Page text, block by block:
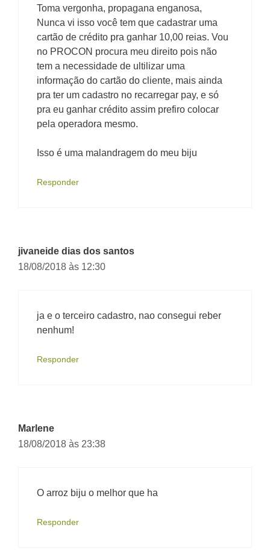
Toma vergonha, propagana enganosa,
Nunca vi isso você tem que cadastrar uma
cartão de crédito pra ganhar 10,00 reias. Vou
no PROCON procura meu direito pois não
tem a necessidade de ultilizar uma
informação do cartão do cliente, mais ainda
pra ter um cadastro no recarregar pay, e só
pra eu ganhar crédito assim prefiro colocar
pela operadora mesmo.
Isso é uma malandragem do meu biju
Responder
jivaneide dias dos santos
18/08/2018 às 12:30
ja e o terceiro cadastro, nao consegui reber
nenhum!
Responder
Marlene
18/08/2018 às 23:38
O arroz biju o melhor que ha
Responder